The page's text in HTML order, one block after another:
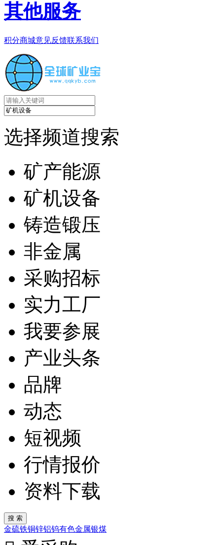
其他服务
积分商城意见反馈联系我们
选择频道搜索
矿产能源
矿机设备
铸造锻压
非金属
采购招标
实力工厂
我要参展
产业头条
品牌
动态
短视频
行情报价
资料下载
金硫铁铜锌铝钨有色金属银煤